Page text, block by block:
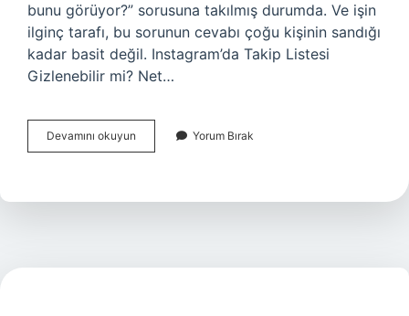
bunu görüyor?” sorusuna takılmış durumda. Ve işin
ilginç tarafı, bu sorunun cevabı çoğu kişinin sandığı
kadar basit değil. Instagram’da Takip Listesi
Gizlenebilir mi? Net…
Devamını okuyun İnstagramda
takip
nasıl
Yorum Bırak